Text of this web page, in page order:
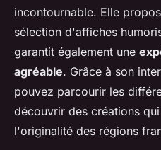
incontournable. Elle
sélection d'affiches
garantit également une
agréable. Grâce à son
pouvez parcourir les
découvrir des créations
l'originalité des régions